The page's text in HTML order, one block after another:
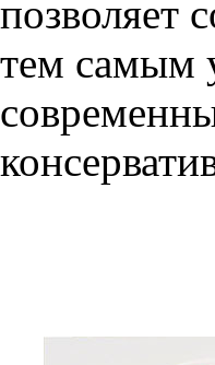
позволяет
тем самым